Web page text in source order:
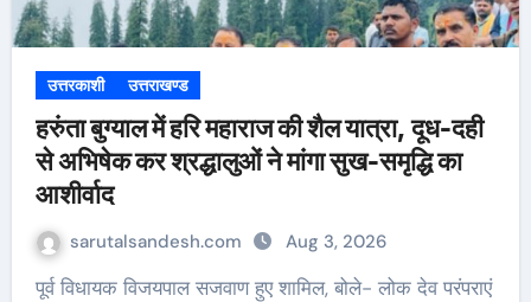
उत्तरकाशी उत्तराखण्ड
हरुंता बुग्याल में हरि महाराज की शैल यात्रा, दूध-दही
से अभिषेक कर श्रद्धालुओं ने मांगा सुख-समृद्धि का
आशीर्वाद
sarutalsandesh.com Aug 3, 2026
पूर्व विधायक विजयपाल सजवाण हुए शामिल, बोले- लोक देव परंपराएं